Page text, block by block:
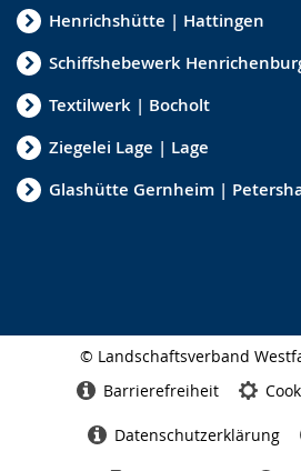
Henrichshütte | Hattingen
Schiffshebewerk
Textilwerk | Bocholt
Ziegelei Lage | Lage
Glashütte Gernheim |
© Landschaftsverband
Barrierefreiheit
Datenschutzerklärung